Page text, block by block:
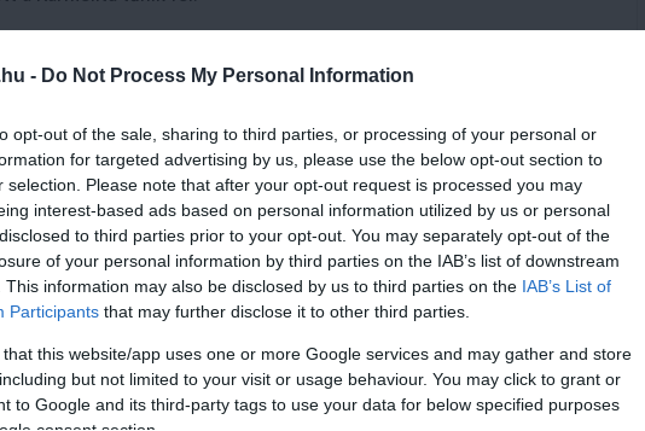
- Do Not Process My Personal Information
opt-out of the sale, sharing to third parties, or processing of your personal or
for targeted advertising by us, please use the below opt-out section to
selection. Please note that after your opt-out request is processed you may
interest-based ads based on personal information utilized by us or personal
to third parties prior to your opt-out. You may separately opt-out of the
of your personal information by third parties on the IAB’s list of downstream
This information may also be disclosed by us to third parties on the IAB’s List of
Participants that may further disclose it to other third parties.
that this website/app uses one or more Google services and may gather and store
but not limited to your visit or usage behaviour. You may click to grant or
to Google and its third-party tags to use your data for below specified purposes
kezdődik, mivel is keddődhetne mással: „Magyar Péter
Dzsudzsák Balázst
az orosz elnököt
indult békement a Hősök teréről Kalinyingrádban, Nagy